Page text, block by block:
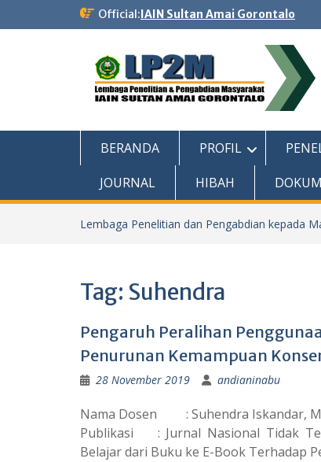
Official:IAIN Sultan Amai Gorontalo
BERANDA PROFIL
JOURNAL
HIBAH
Lembaga Penelitian dan Pengabdian kepada
Tag: Suhendra
Pengaruh Peralihan
Penurunan Kemampuan
28 November 2019 andianinabu
Nama Dosen : Suhendra
Publikasi : Jurnal Nasional Tidak
Belajar dari Buku ke E-Book Terhadap